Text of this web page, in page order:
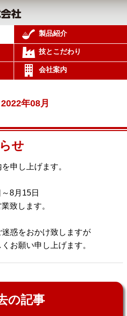
製品紹介
技とこだわり
会社案内
年08月
せ
申し上げます。
8月15日
致します。
惑をおかけ致しますが
お願い申し上げます。
の記事